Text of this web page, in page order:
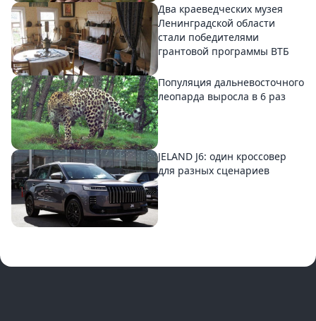
Два краеведческих музея
Ленинградской области
стали победителями
грантовой программы ВТБ
Популяция дальневосточного
леопарда выросла в 6 раз
JELAND J6: один кроссовер
для разных сценариев